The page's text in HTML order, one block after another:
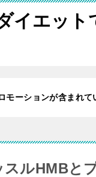
イエット
モーションが含まれて
スルHMBと